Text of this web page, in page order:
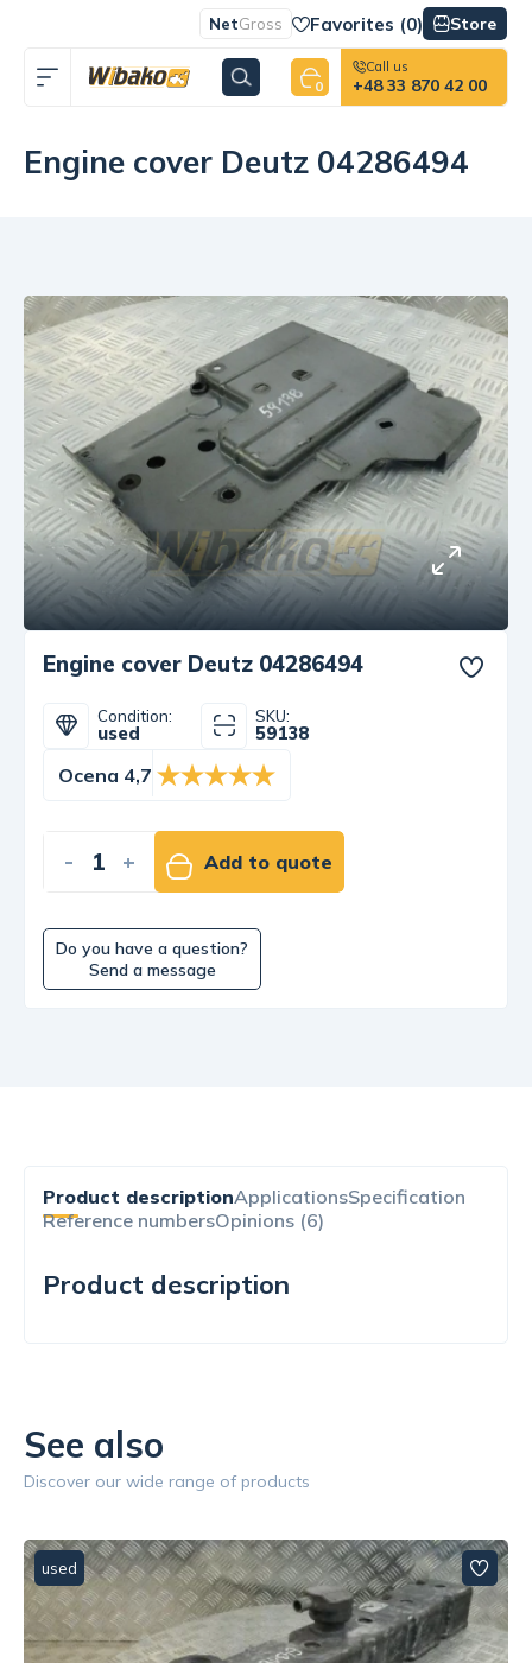
NetGross Favorites (0) Store
0
Call us
+48 33 870 42 00
Engine cover Deutz 04286494
Engine cover Deutz 04286494
Condition:
used
SKU:
59138
Ocena 4,7
- + Add to quote
Do you have a question?
Send a message
Product descriptionApplicationsSpecification
Reference numbersOpinions (6)
Product description
See also
Discover our wide range of products
used